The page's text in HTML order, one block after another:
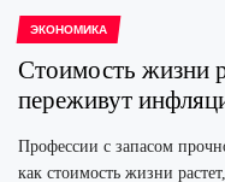
ЭКОНОМИКА
Стоимость жизни
переживут
Профессии с запасом
как стоимость жизни